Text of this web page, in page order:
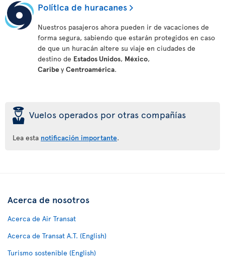
Política de huracanes
Nuestros pasajeros ahora pueden ir de vacaciones de
forma segura, sabiendo que estarán protegidos en caso
de que un huracán altere su viaje en ciudades de
destino de Estados Unidos, México,
Caribey Centroamérica.
þ Vuelos operados por otras compañías
Lea esta notificación importante.
Acerca de nosotros
Acerca de Air Transat
Acerca de Transat A.T. (English)
Turismo sostenible (English)